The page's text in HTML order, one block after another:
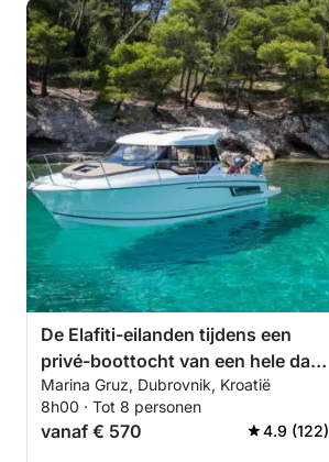
De Elafiti-eilanden tijdens een
privé-boottocht van een hele dag
vanuit Dubrovnik
Marina Gruz, Dubrovnik, Kroatië
8h00 · Tot 8 personen
vanaf € 570 4.9 (122)